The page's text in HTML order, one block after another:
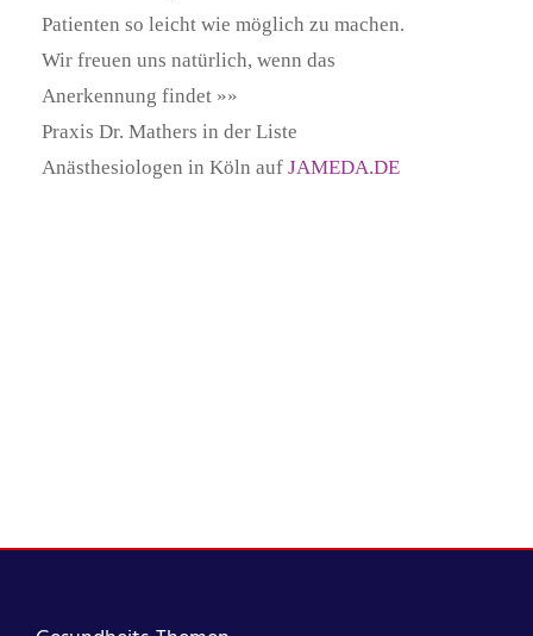
Patienten so leicht wie möglich zu machen.
Wir freuen uns natürlich, wenn das
Anerkennung findet »»
Praxis Dr. Mathers in der Liste
Anästhesiologen in Köln auf JAMEDA.DE